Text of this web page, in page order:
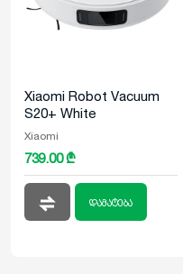
Xiaomi Robot Vacuum
S20+ White
Xiaomi
739.00 ₾
დამატება